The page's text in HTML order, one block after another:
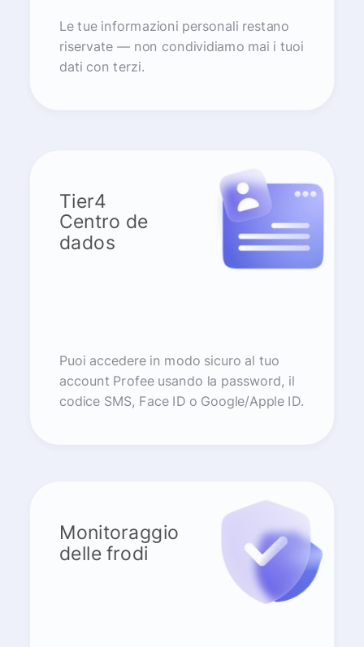
Le tue informazioni personali restano
riservate — non condividiamo mai i tuoi
dati con terzi.
Tier4
Centro de
dados
Puoi accedere in modo sicuro al tuo
account Profee usando la password, il
codice SMS, Face ID o Google/Apple ID.
Monitoraggio
delle frodi